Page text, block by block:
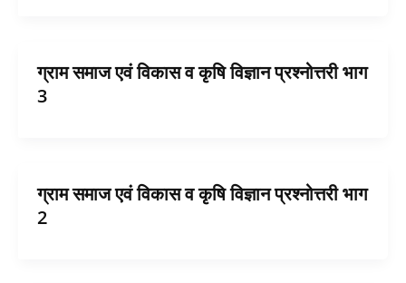
ग्राम समाज एवं विकास व कृषि विज्ञान प्रश्नोत्तरी भाग
3
ग्राम समाज एवं विकास व कृषि विज्ञान प्रश्नोत्तरी भाग
2